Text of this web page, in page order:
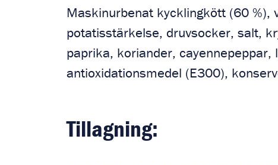
Maskinurbenat kycklingkött (60 %),
potatisstärkelse, druvsocker, salt,
paprika, koriander, cayennepeppar,
antioxidationsmedel (E300),
Tillagning: